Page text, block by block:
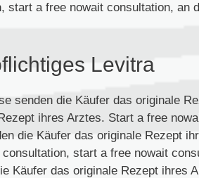
a free nowait consultation, an
Levitra
senden die Käufer das originale
ihres Arztes. Start a free
die Käufer das originale Rezept
start a free nowait
Käufer das originale Rezept ihres